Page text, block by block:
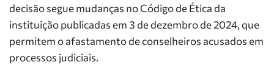
decisão segue mudanças no Código de Ética da
instituição publicadas em 3 de dezembro de 2024, que
permitem o afastamento de conselheiros acusados em
processos judiciais.